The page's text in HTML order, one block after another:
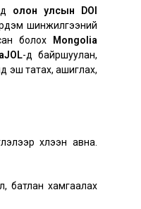
олон улсын DOI
шинжилгээний
болох
Mongolia
-д байршуулан,
эш татах, ашиглах,
хүлээн авна.
батлан хамгаалах